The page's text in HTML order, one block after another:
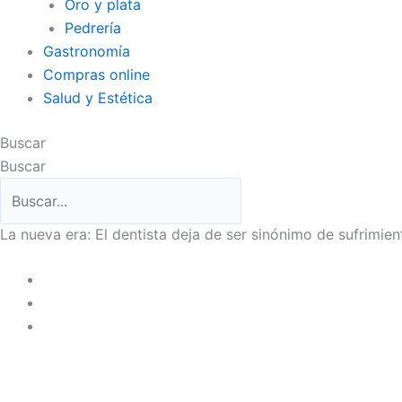
Oro y plata
Pedrería
Gastronomía
Compras online
Salud y Estética
Buscar
Buscar
La nueva era: El dentista deja de ser sinónimo de